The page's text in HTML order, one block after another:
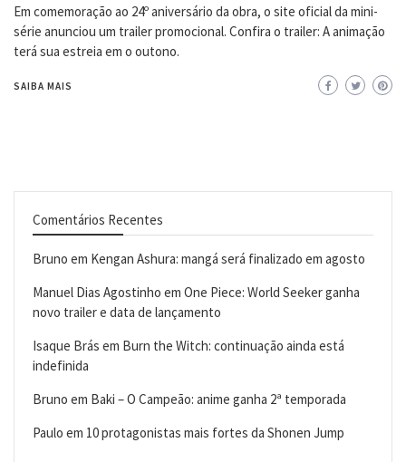
Em comemoração ao 24º aniversário da obra, o site oficial da mini-
série anunciou um trailer promocional. Confira o trailer: A animação
terá sua estreia em o outono.
SAIBA MAIS
Comentários Recentes
Bruno em Kengan Ashura: mangá será finalizado em agosto
Manuel Dias Agostinho em One Piece: World Seeker ganha
novo trailer e data de lançamento
Isaque Brás em Burn the Witch: continuação ainda está
indefinida
Bruno em Baki – O Campeão: anime ganha 2ª temporada
Paulo em 10 protagonistas mais fortes da Shonen Jump